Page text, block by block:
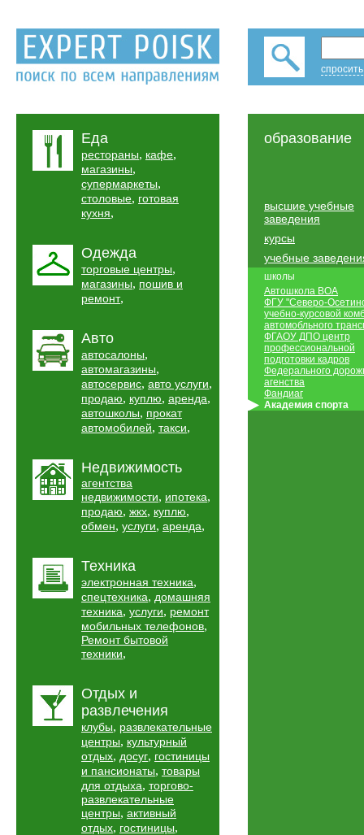
Еда
рестораны, кафе,
магазины,
супермаркеты,
столовые, готовая
кухня,
Одежда
торговые центры,
магазины, пошив и
ремонт,
Авто
автосалоны,
автомагазины,
автосервис, авто услуги,
продаю, куплю, аренда,
автошколы, прокат
автомобилей, такси,
Недвижимость
агентства
недвижимости, ипотека,
продаю, жкх, куплю,
обмен, услуги, аренда,
Техника
электронная техника,
спецтехника, домашняя
техника, услуги, ремонт
мобильных телефонов,
Ремонт бытовой
техники,
Отдых и
развлечения
клубы, развлекательные
центры, культурный
отдых, досуг, гостиницы
и пансионаты, товары
для отдыха, торгово-
развлекательные
центры, активный
отдых, гостиницы,
образование
высшие учебные
заведения
курсы
учебные
школы
Автошкола ВОА
ФГУ "Северо-
учебно-курсовой
автомобльного
ФГАОУ ДПО центр
профессиональной
подготовки кадров
Федерального
агенства
Фандиаг
Академия спорта